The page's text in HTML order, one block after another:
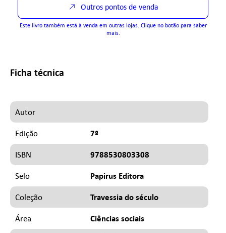
Outros pontos de venda
Este livro também está à venda em outras lojas. Clique no botão para saber
mais.
Ficha técnica
Autor
Edição 7ª
ISBN 9788530803308
Selo Papirus Editora
Coleção Travessia do século
Área Ciências sociais